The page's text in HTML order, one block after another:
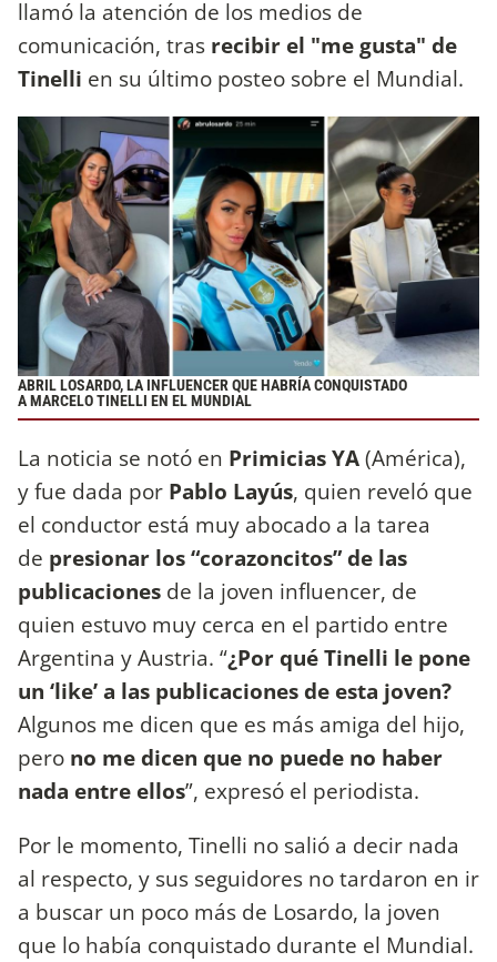
llamó la atención de los medios de
comunicación, tras recibir el "me gusta" de
Tinelli en su último posteo sobre el Mundial.
ABRIL LOSARDO, LA INFLUENCER QUE HABRÍA CONQUISTADO
A MARCELO TINELLI EN EL MUNDIAL
La noticia se notó en Primicias YA(América),
y fue dada por Pablo Layús, quien reveló que
el conductor está muy abocado a la tarea
de presionar los “corazoncitos” de las
publicaciones de la joven influencer, de
quien estuvo muy cerca en el partido entre
Argentina y Austria. “¿Por qué Tinelli le pone
un ‘like’ a las publicaciones de esta joven?
Algunos me dicen que es más amiga del hijo,
pero no me dicen que no puede no haber
nada entre ellos”, expresó el periodista.
Por le momento, Tinelli no salió a decir nada
al respecto, y sus seguidores no tardaron en ir
a buscar un poco más de Losardo, la joven
que lo había conquistado durante el Mundial.